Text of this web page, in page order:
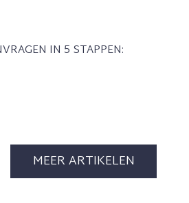
IN 5 STAPPEN:
MEER ARTIKELEN